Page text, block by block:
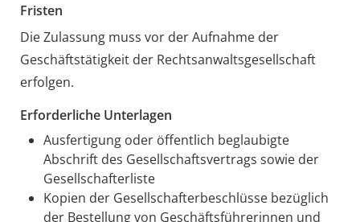
Fristen
Die Zulassung muss vor der Aufnahme der
Geschäftstätigkeit der Rechtsanwaltsgesellschaft
erfolgen.
Erforderliche Unterlagen
Ausfertigung oder öffentlich beglaubigte
Abschrift des Gesellschaftsvertrags sowie der
Gesellschafterliste
Kopien der Gesellschafterbeschlüsse bezüglich
der Bestellung von Geschäftsführerinnen und